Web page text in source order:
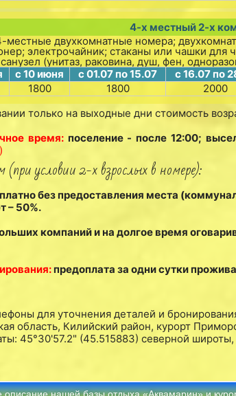
4-х местный 2-х
местные двухкомнатные номера;
электрочайник; стаканы или чашки для
санузел (унитаз, раковина, душ, фен,
с 10 июня с 01.07 по 15.07 с 16.07 по
1800 1800 2000
только на выходные дни стоимость
время:поселение - после 12:00;
условии 2-х взрослых в номере):
без предоставления места
– 50%.
компаний и на долгое время
предоплата за одни сутки
для уточнения деталей и
область, Килийский район, курорт
45°30'57.2" (45.515883) северной